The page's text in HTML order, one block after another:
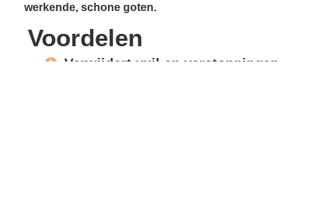
werkende, schone goten.
Voordelen
Verwijdert vuil en verstoppingen